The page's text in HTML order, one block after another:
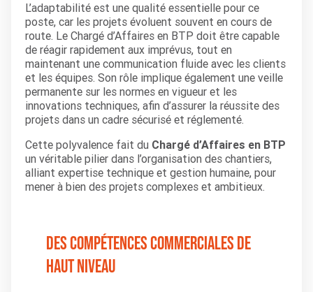
L’adaptabilité est une qualité essentielle pour ce
poste, car les projets évoluent souvent en cours de
route. Le Chargé d’Affaires en BTP doit être capable
de réagir rapidement aux imprévus, tout en
maintenant une communication fluide avec les clients
et les équipes. Son rôle implique également une veille
permanente sur les normes en vigueur et les
innovations techniques, afin d’assurer la réussite des
projets dans un cadre sécurisé et réglementé.
Cette polyvalence fait du Chargé d’Affaires en BTP
un véritable pilier dans l’organisation des chantiers,
alliant expertise technique et gestion humaine, pour
mener à bien des projets complexes et ambitieux.
Des compétences commerciales de
haut niveau